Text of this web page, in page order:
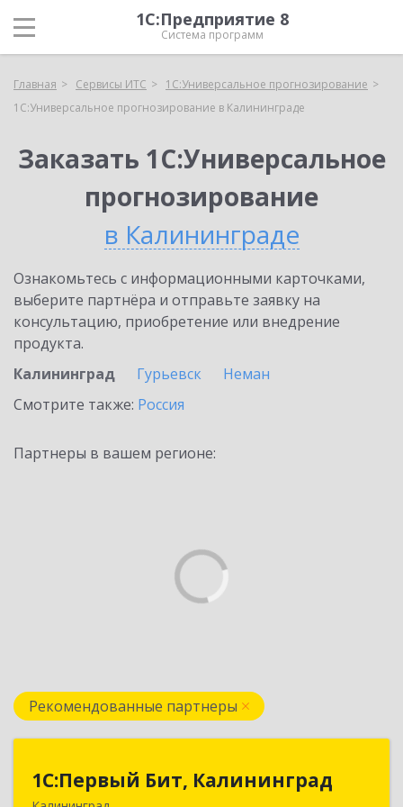
1С:Предприятие 8
Система программ
Главная Сервисы ИТС
1С:Универсальное прогнозирование
1С:Универсальное прогнозирование в Калининграде
Заказать 1С:Универсальное
прогнозирование
в Калининграде
Ознакомьтесь с информационными карточками,
выберите партнёра и отправьте заявку на
консультацию, приобретение или внедрение
продукта.
Калининград
Гурьевск
Неман
Смотрите также: Россия
Партнеры в вашем регионе:
Рекомендованные партнеры
1С:Первый Бит, Калининград
1С:Первый Бит, Калининград